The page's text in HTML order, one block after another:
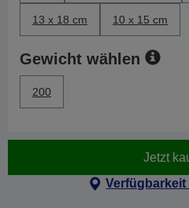
13 x 18 cm 10 x 15 cm
Gewicht wählen
200
Jetzt
Verfügbarkeit